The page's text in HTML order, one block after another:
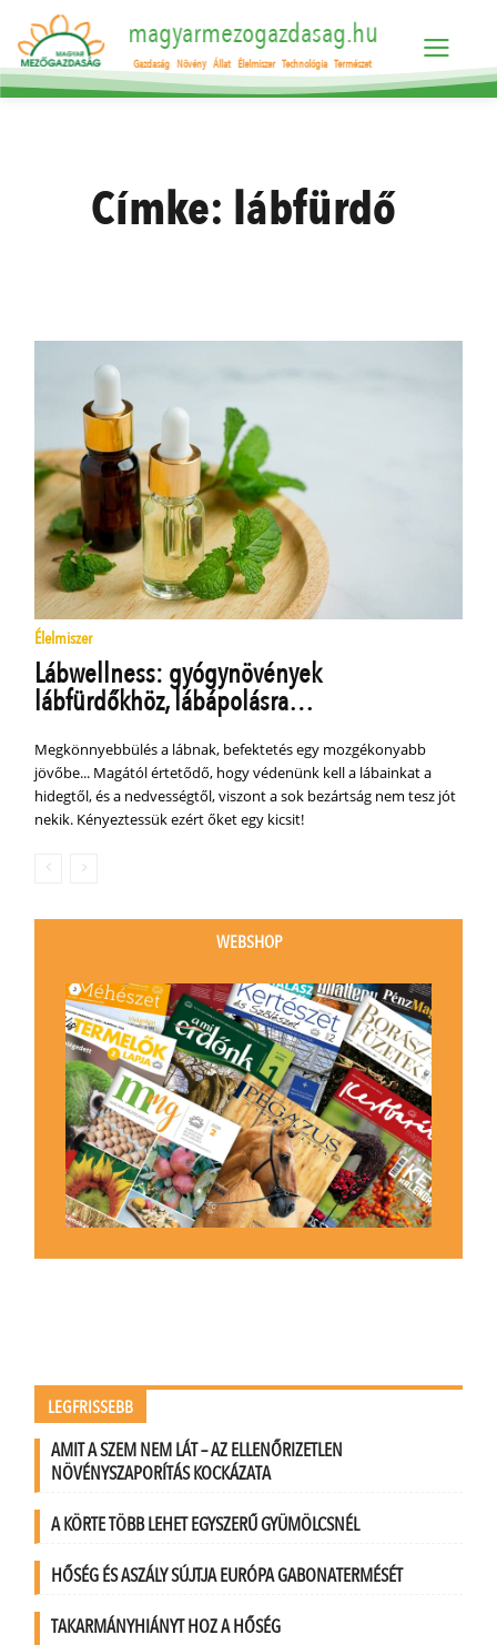
magyarmezogazdasag.hu
Gazdaság Növény Állat Élelmiszer Technológia Természet
Címke: lábfürdő
Élelmiszer
Lábwellness: gyógynövények
lábfürdőkhöz, lábápolásra…
Megkönnyebbülés a lábnak, befektetés egy mozgékonyabb
jövőbe... Magától értetődő, hogy védenünk kell a lábainkat a
hidegtől, és a nedvességtől, viszont a sok bezártság nem tesz jót
nekik. Kényeztessük ezért őket egy kicsit!
WEBSHOP
LEGFRISSEBB
AMIT A SZEM NEM LÁT – AZ ELLENŐRIZETLEN
NÖVÉNYSZAPORÍTÁS KOCKÁZATA
A KÖRTE TÖBB LEHET EGYSZERŰ GYÜMÖLCSNÉL
HŐSÉG ÉS ASZÁLY SÚJTJA EURÓPA GABONATERMÉSÉT
TAKARMÁNYHIÁNYT HOZ A HŐSÉG